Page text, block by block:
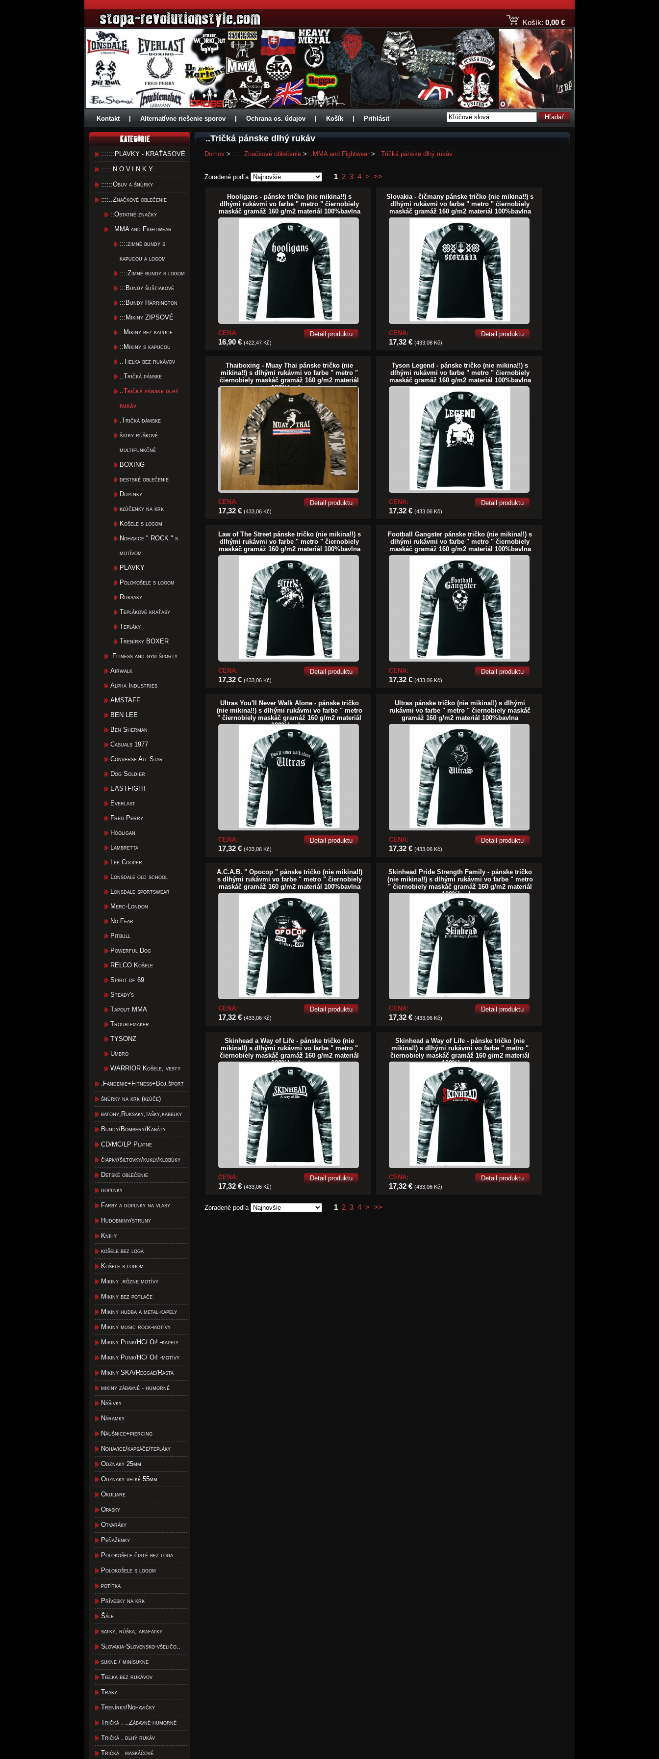
Košík: 0,00 €
Kontakt Alternatívne riešenie sporov Ochrana os. údajov Košík Prihlásiť Hľadať
:::::::PLAVKY - KRAŤASOVÉ
::::::N.O.V.I.N.K.Y::.
::::::Obuv a šnúrky
::::..Značkové oblečenie
::Ostatné značky
..MMA and Fightwear
::::zimné bundy s
kapucou a logom
::::Zimné bundy s logom
:::Bundy šuštiakové
:::Bundy Harrington
:::Mikiny ZIPSOVÉ
::Mikiny bez kapuce
::Mikiny s kapucou
..Tielka bez rukávov
..Tričká pánske
..Tričká pánske dlhý
rukáv
.Tričká dámske
šatky rúškové
multifunkčné
BOXING
destské oblečenie
Doplnky
kľúčenky na krk
Košele s logom
Nohavice " ROCK " s
motívom
PLAVKY
Polokošele s logom
Ruksaky
Teplákové kraťasy
Tepláky
Trenírky BOXER
.Fitness and gym športy
Airwalk
Alpha Industries
AMSTAFF
BEN LEE
Ben Sherman
Casuals 1977
Converse All Star
Dog Soldier
EASTFIGHT
Everlast
Fred Perry
Hooligan
Lambretta
Lee Cooper
Lonsdale old school
Lonsdale sportswear
Merc-London
No Fear
Pitbull
Powerful Dog
RELCO Košele
Spirit of 69
Steady's
Tapout MMA
Troublemaker
TYSONZ
Umbro
WARRIOR Košele, vesty
.Fandenie+Fitness+Boj.šport
šnúrky na krk (kľúče)
batohy,Ruksaky,tašky,kabelky
Bundy/Bombery/Kabáty
CD/MC/LP Platne
čiapky/šiltovky/kukly/klobúky
Detské oblečenie
doplnky
Farby a doplnky na vlasy
Hudobniny/struny
Knihy
košele bez loga
Košele s logom
Mikiny .rôzne motívy
Mikiny bez potlače
Mikiny hudba a metal-kapely
Mikiny music rock-motívy
Mikiny Punk/HC/ Oi! -kapely
Mikiny Punk/HC/ Oi! -motívy
Mikiny SKA/Reggae/Rasta
mikiny zábavné - humorné
Nášivky
Náramky
Náušnice+piercing
Nohavice/kapsáče/tepláky
Odznaky 25mm
Odznaky veľké 55mm
Okuliare
Opasky
Otvaráky
Peňaženky
Polokošele čisté bez loga
Polokošele s logom
potítka
Prívesky na krk
Šále
satky, rúška, arafatky
Slovakia-Slovensko-všeličo..
sukne / minisukne
Tielka bez rukávov
Tráky
Trenírky/Nohavičky
Tričká . ..Zábavné-humorné
Tričká . dlhý rukáv
Tričká . maskáčové
..Tričká pánske dlhý rukáv
Domov > ::::..Značkové oblečenie > ..MMA and Fightwear > ..Tričká pánske dlhý rukáv
Zoradené podľa 1 2 3 4 > >>
Hooligans - pánske tričko (nie mikina!!) s
dlhými rukávmi vo farbe " metro " čiernobiely
maskáč gramáž 160 g/m2 materiál 100%bavlna
CENA:
16,90 € (422,47 Kč)
Detail produktu
Slovakia - čičmany pánske tričko (nie mikina!!) s
dlhými rukávmi vo farbe " metro " čiernobiely
maskáč gramáž 160 g/m2 materiál 100%bavlna
CENA:
17,32 €(433,06 Kč)
Detail produktu
Thaiboxing - Muay Thai pánske tričko (nie
mikina!!) s dlhými rukávmi vo farbe " metro "
čiernobiely maskáč gramáž 160 g/m2 materiál
100%bavlna
CENA:
17,32 € (433,06 Kč)
Detail produktu
Tyson Legend - pánske tričko (nie mikina!!) s
dlhými rukávmi vo farbe " metro " čiernobiely
maskáč gramáž 160 g/m2 materiál 100%bavlna
CENA:
17,32 €(433,06 Kč)
Detail produktu
Law of The Street pánske tričko (nie mikina!!) s
dlhými rukávmi vo farbe " metro " čiernobiely
maskáč gramáž 160 g/m2 materiál 100%bavlna
CENA:
17,32 € (433,06 Kč)
Detail produktu
Football Gangster pánske tričko (nie mikina!!) s
dlhými rukávmi vo farbe " metro " čiernobiely
maskáč gramáž 160 g/m2 materiál 100%bavlna
CENA:
17,32 €(433,06 Kč)
Detail produktu
Ultras You'll Never Walk Alone - pánske tričko
(nie mikina!!) s dlhými rukávmi vo farbe " metro
" čiernobiely maskáč gramáž 160 g/m2 materiál
100%bavlna
CENA:
17,32 € (433,06 Kč)
Detail produktu
Ultras pánske tričko (nie mikina!!) s dlhými
rukávmi vo farbe " metro " čiernobiely maskáč
gramáž 160 g/m2 materiál 100%bavlna
CENA:
17,32 €(433,06 Kč)
Detail produktu
A.C.A.B. " Opocop " pánske tričko (nie mikina!!)
s dlhými rukávmi vo farbe " metro " čiernobiely
maskáč gramáž 160 g/m2 materiál 100%bavlna
CENA:
17,32 € (433,06 Kč)
Detail produktu
Skinhead Pride Strength Family - pánske tričko
(nie mikina!!) s dlhými rukávmi vo farbe " metro
" čiernobiely maskáč gramáž 160 g/m2 materiál
100%bavlna
CENA:
17,32 €(433,06 Kč)
Detail produktu
Skinhead a Way of Life - pánske tričko (nie
mikina!!) s dlhými rukávmi vo farbe " metro "
čiernobiely maskáč gramáž 160 g/m2 materiál
100%bavlna
CENA:
17,32 € (433,06 Kč)
Detail produktu
Skinhead a Way of Life - pánske tričko (nie
mikina!!) s dlhými rukávmi vo farbe " metro "
čiernobiely maskáč gramáž 160 g/m2 materiál
100%bavlna
CENA:
17,32 €(433,06 Kč)
Detail produktu
Zoradené podľa 1 2 3 4 > >>